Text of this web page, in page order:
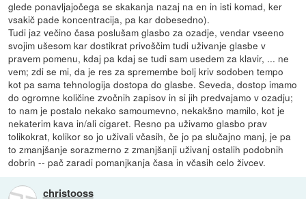
glede ponavljajočega se skakanja nazaj na en in isti komad, ker
vsakič pade koncentracija, pa kar dobesedno).
Tudi jaz večino časa poslušam glasbo za ozadje, vendar vseeno
svojim ušesom kar dostikrat privoščim tudi uživanje glasbe v
pravem pomenu, kdaj pa kdaj se tudi sam usedem za klavir, ... ne
vem; zdi se mi, da je res za spremembe bolj kriv sodoben tempo
kot pa sama tehnologija dostopa do glasbe. Seveda, dostop imamo
do ogromne količine zvočnih zapisov in si jih predvajamo v ozadju;
to nam je postalo nekako samoumevno, nekakšno mamilo, kot je
nekaterim kava in/ali cigaret. Resno pa uživamo glasbo prav
tolikokrat, kolikor so jo uživali včasih, če jo pa slučajno manj, je pa
to zmanjšanje sorazmerno z zmanjšanji uživanj ostalih podobnih
dobrin -- pač zaradi pomanjkanja časa in včasih celo živcev.
christooss